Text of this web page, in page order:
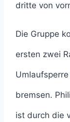
dritte von
Die Gruppe
ersten zwei
bremsen.
ist durch die